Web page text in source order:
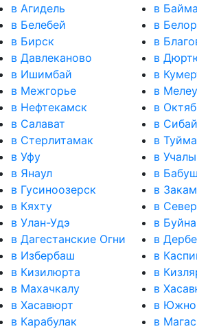
в Агидель
в
в Белебей
в
в Бирск
в
в Давлеканово
в
в Ишимбай
в
в Межгорье
в
в Нефтекамск
в
в Салават
в Сибай
в Стерлитамак
в
в Уфу
в Учалы
в Янаул
в
в Гусиноозерск
в
в Кяхту
в
в Улан-Удэ
в
в Дагестанские Огни
в
в Избербаш
в
в Кизилюрта
в
в Махачкалу
в
в Хасавюрт
в
в Карабулак
в Магас